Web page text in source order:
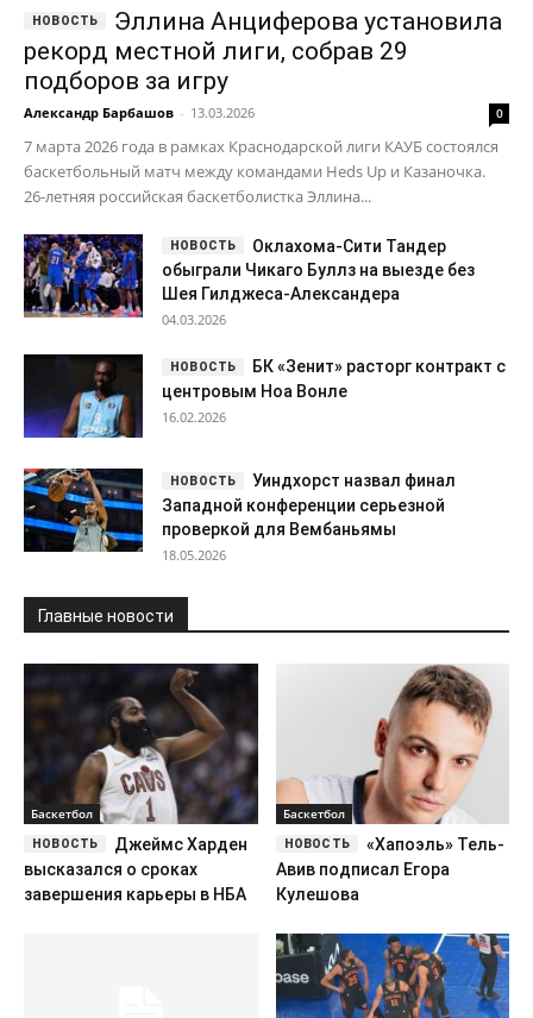
Эллина Анциферова установила
рекорд местной лиги, собрав 29
подборов за игру
Александр Барбашов - 13.03.2026 0
7 марта 2026 года в рамках Краснодарской лиги КАУБ состоялся
баскетбольный матч между командами Heds Up и Казаночка.
26-летняя российская баскетболистка Эллина...
Оклахома-Сити Тандер
обыграли Чикаго Буллз на выезде без
Шея Гилджеса-Александера
04.03.2026
БК «Зенит» расторг контракт с
центровым Ноа Вонле
16.02.2026
Уиндхорст назвал финал
Западной конференции серьезной
проверкой для Вембаньямы
18.05.2026
Главные новости
Баскетбол
Джеймс Харден
высказался о сроках
завершения карьеры в НБА
Баскетбол
«Хапоэль» Тель-
Авив подписал Егора
Кулешова